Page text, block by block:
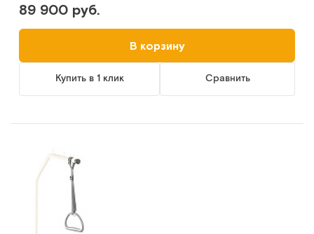
89 900 руб.
В корзину
Купить в 1 клик Сравнить